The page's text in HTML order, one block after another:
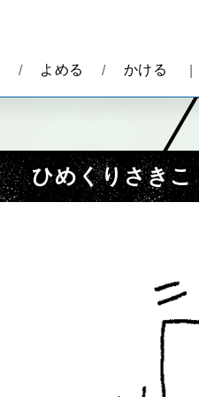
よめる かける
ひめくりさきこ